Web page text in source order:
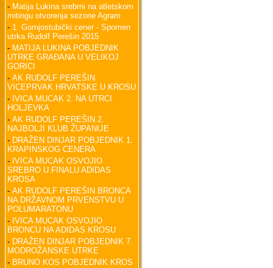
- Matija Lukina srebrni na atletskom
mitingu otvorenja sezone Agram
- 1. Gornjostubički cener - Spomen
utrka Rudolf Perešin 2015
- MATIJA LUKINA POBJEDNIK
UTRKE GRAĐANA U VELIKOJ
GORICI
- AK RUDOLF PEREŠIN
VICEPRVAK HRVATSKE U KROSU
- IVICA MUCAK 2. NA UTRCI
HOLJEVKA
- AK RUDOLF PEREŠIN 2.
NAJBOLJI KLUB ŽUPANIJE
- DRAŽEN DINJAR POBJEDNIK 1.
KRAPINSKOG CENERA
- IVICA MUCAK OSVOJIO
SREBRO U FINALU ADIDAS
KROSA
- AK RUDOLF PEREŠIN BRONCA
NA DRŽAVNOM PRVENSTVU U
POLUMARATONU
- IVICA MUCAK OSVOJIO
BRONCU NA ADIDAS KROSU
- DRAŽEN DINJAR POBJEDNIK 7.
MODROŽANSKE UTRKE
- BRUNO KOS POBJEDNIK KROS